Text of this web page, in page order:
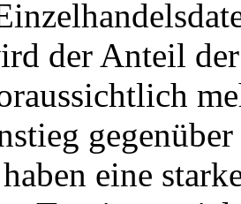
der Anteil
eine